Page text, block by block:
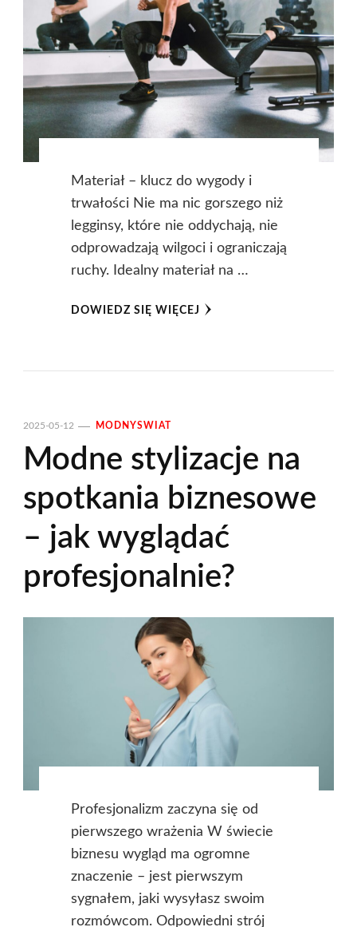
Materiał – klucz do wygody i
trwałości Nie ma nic gorszego niż
legginsy, które nie oddychają, nie
odprowadzają wilgoci i ograniczają
ruchy. Idealny materiał na …
DOWIEDZ SIĘ WIĘCEJ
2025-05-12 MODNYSWIAT
Modne stylizacje na
spotkania biznesowe
– jak wyglądać
profesjonalnie?
Profesjonalizm zaczyna się od
pierwszego wrażenia W świecie
biznesu wygląd ma ogromne
znaczenie – jest pierwszym
sygnałem, jaki wysyłasz swoim
rozmówcom. Odpowiedni strój